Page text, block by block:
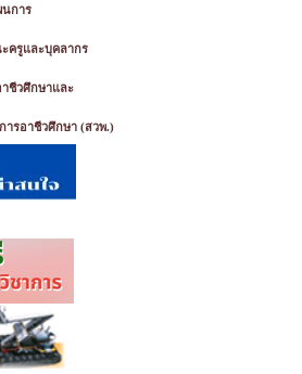
นการ
ครูและบุคลากร
ชีวศึกษาและ
รอาชีวศึกษา (สวพ.)